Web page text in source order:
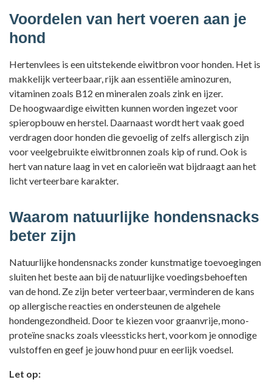
Voordelen van hert voeren aan je
hond
Hertenvlees is een uitstekende eiwitbron voor honden. Het is
makkelijk verteerbaar, rijk aan essentiële aminozuren,
vitaminen zoals B12 en mineralen zoals zink en ijzer.
De hoogwaardige eiwitten kunnen worden ingezet voor
spieropbouw en herstel. Daarnaast wordt hert vaak goed
verdragen door honden die gevoelig of zelfs allergisch zijn
voor veelgebruikte eiwitbronnen zoals kip of rund. Ook is
hert van nature laag in vet en calorieën wat bijdraagt aan het
licht verteerbare karakter.
Waarom natuurlijke hondensnacks
beter zijn
Natuurlijke hondensnacks zonder kunstmatige toevoegingen
sluiten het beste aan bij de natuurlijke voedingsbehoeften
van de hond. Ze zijn beter verteerbaar, verminderen de kans
op allergische reacties en ondersteunen de algehele
hondengezondheid. Door te kiezen voor graanvrije, mono-
proteïne snacks zoals vleessticks hert, voorkom je onnodige
vulstoffen en geef je jouw hond puur en eerlijk voedsel.
Let op: